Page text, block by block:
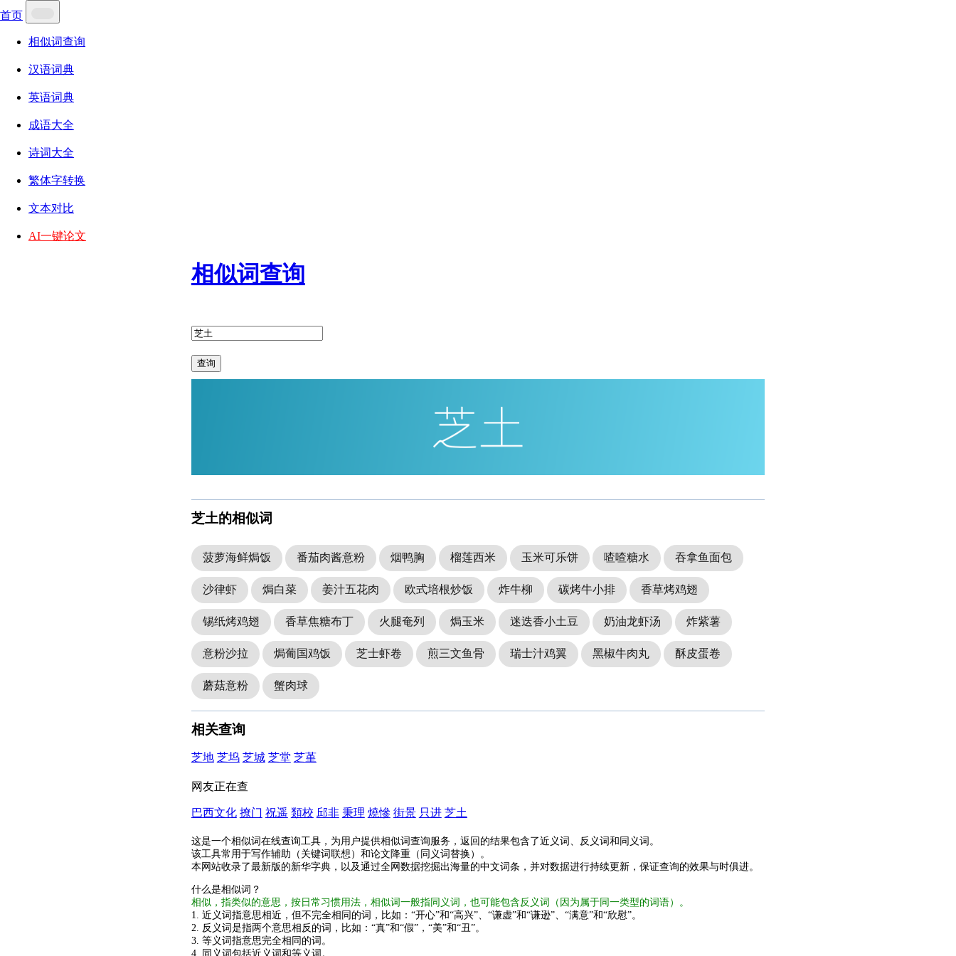
首页
相似词查询
汉语词典
英语词典
成语大全
诗词大全
繁体字转换
文本对比
AI一键论文
相似词查询
查询
芝土的相似词
菠萝海鲜焗饭 番茄肉酱意粉 烟鸭胸 榴莲西米 玉米可乐饼 喳喳糖水 吞拿鱼面包
沙律虾 焗白菜 姜汁五花肉 欧式培根炒饭 炸牛柳 碳烤牛小排 香草烤鸡翅
锡纸烤鸡翅 香草焦糖布丁 火腿奄列 焗玉米 迷迭香小土豆 奶油龙虾汤 炸紫薯
意粉沙拉 焗葡国鸡饭 芝士虾卷 煎三文鱼骨 瑞士汁鸡翼 黑椒牛肉丸 酥皮蛋卷
蘑菇意粉 蟹肉球
相关查询
芝地 芝坞 芝城 芝堂 芝堇
网友正在查
巴西文化 撩门 祝遥 類校 邱非 秉理 燒慘 街景 只进 芝土
这是一个相似词在线查询工具，为用户提供相似词查询服务，返回的结果包含了近义词、反义词和同义词。
该工具常用于写作辅助（关键词联想）和论文降重（同义词替换）。
本网站收录了最新版的新华字典，以及通过全网数据挖掘出海量的中文词条，并对数据进行持续更新，保证查询的效果与时俱进。
什么是相似词？
相似，指类似的意思，按日常习惯用法，相似词一般指同义词，也可能包含反义词（因为属于同一类型的词语）。
1. 近义词指意思相近，但不完全相同的词，比如：“开心”和“高兴”、“谦虚”和“谦逊”、“满意”和“欣慰”。
2. 反义词是指两个意思相反的词，比如：“真”和“假”，“美”和“丑”。
3. 等义词指意思完全相同的词。
4. 同义词包括近义词和等义词。